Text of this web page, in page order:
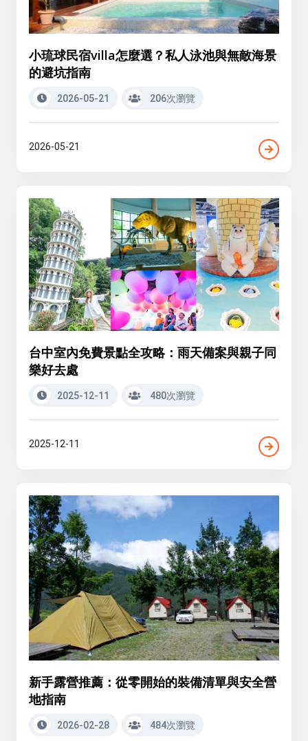
小琉球民宿villa怎麼選？私人泳池與無敵海景
的避坑指南
2026-05-21 206次瀏覽
2026-05-21
台中室內免費景點全攻略：雨天備案與親子同
樂好去處
2025-12-11 480次瀏覽
2025-12-11
新手露營推薦：從零開始的裝備清單與安全營
地指南
2026-02-28 484次瀏覽